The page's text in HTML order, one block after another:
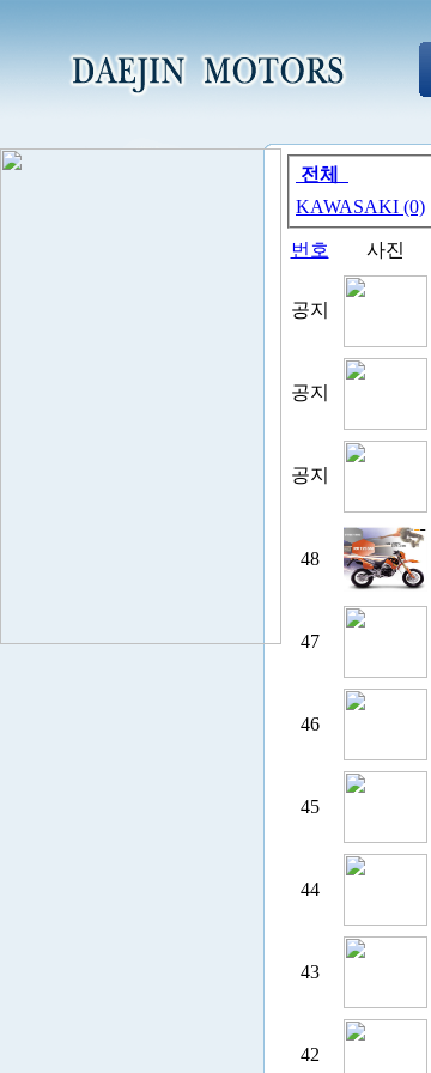
전체
KAWASAKI (0)
번호 사진
공지
공지
공지
48
47
46
45
44
43
42